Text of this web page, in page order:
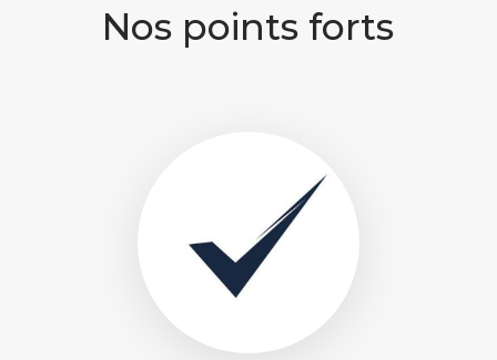
Nos points forts